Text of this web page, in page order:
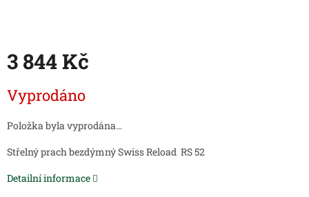
3 844 Kč
cena:
Vyprodáno
Položka byla vyprodána…
Střelný prach bezdýmný Swiss Reload RS 52
Detailní informace